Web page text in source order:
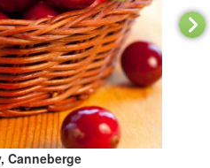
Canneberge